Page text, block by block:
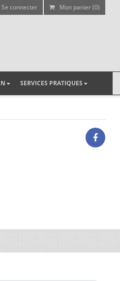
Se connecter Mon panier (0)
SERVICES PRATIQUES